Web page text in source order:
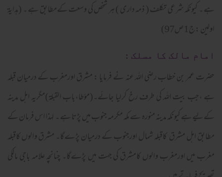
ہے ۔ کیونکہ شرعی تکلف ( ذمہ داری ) ہر شخص کی وسعت کےمطابق ہے ۔ (ہدایۃ
اولین :ج1ص97)
امام مالک کا مسلک :
حضرت عمر بن خطاب رضی اللہ عنہ نے فرمایا : مشرق اورمغرب کے درمیان قبلہ
ہے ،جب بیت اللہ کی طرف رخ کرلیا جائے۔(مؤطا،باب القبلۃ)مگریہ اہل مدینہ
کےلیے ہے کیونکہ مدینہ منورہ سے مکہ مکرمہ جنوب میں پڑتا ہے ۔ لہذا اس فرمان کے
مطابق اہل مشرق کاقبلہ شمال اورجنوب کے درمیان پڑےگا۔ مشرق والوں کاقبلہ
مغرب میں اورمغرب والوں کامشرق کی جہت میں پڑےگا۔ چنانچہ علامہ باجی مالکی